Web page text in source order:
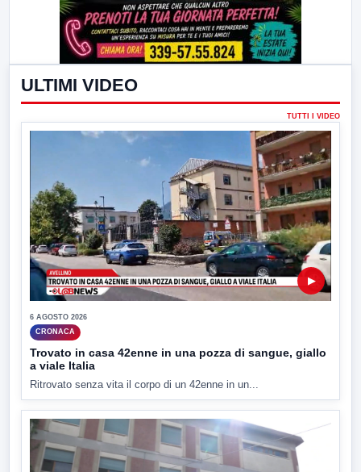
ULTIMI VIDEO
TUTTI I VIDEO
▶
6 AGOSTO 2026
CRONACA
Trovato in casa 42enne in una pozza di sangue, giallo
a viale Italia
Ritrovato senza vita il corpo di un 42enne in un...